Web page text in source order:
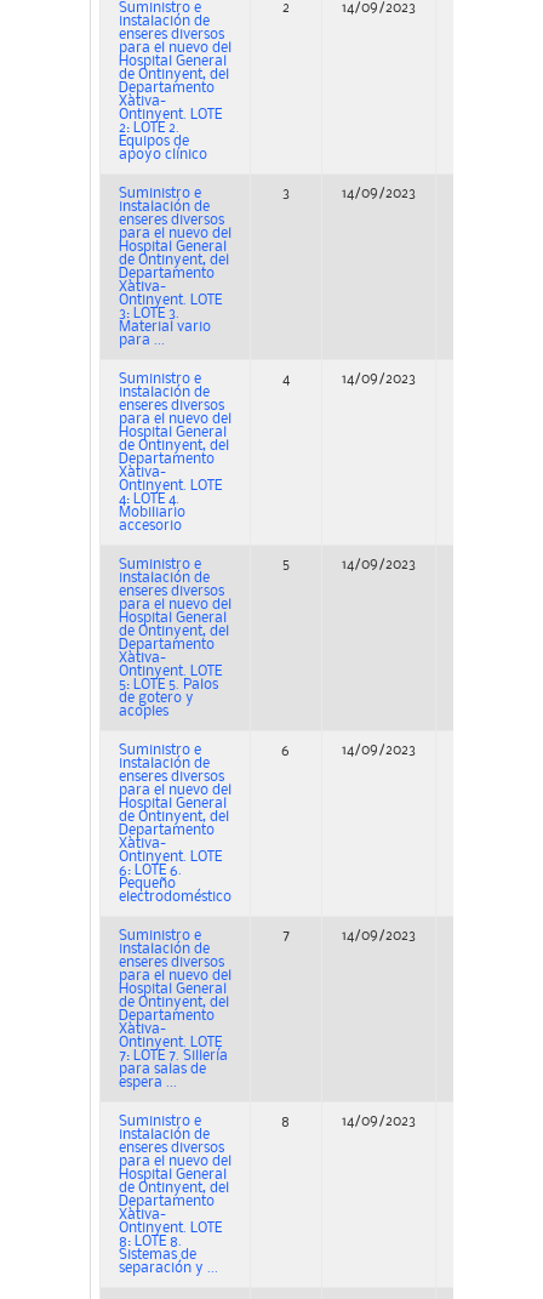
Suministro e
instalación de
enseres diversos
para el nuevo del
Hospital General
de Ontinyent, del
Departamento
Xàtiva-
Ontinyent. LOTE
2: LOTE 2.
Equipos de
apoyo clínico
2 14/09/2023
Suministro e
instalación de
enseres diversos
para el nuevo del
Hospital General
de Ontinyent, del
Departamento
Xàtiva-
Ontinyent. LOTE
3: LOTE 3.
Material vario
para ...
3 14/09/2023
Suministro e
instalación de
enseres diversos
para el nuevo del
Hospital General
de Ontinyent, del
Departamento
Xàtiva-
Ontinyent. LOTE
4: LOTE 4.
Mobiliario
accesorio
4 14/09/2023
Suministro e
instalación de
enseres diversos
para el nuevo del
Hospital General
de Ontinyent, del
Departamento
Xàtiva-
Ontinyent. LOTE
5: LOTE 5. Palos
de gotero y
acoples
5 14/09/2023
Suministro e
instalación de
enseres diversos
para el nuevo del
Hospital General
de Ontinyent, del
Departamento
Xàtiva-
Ontinyent. LOTE
6: LOTE 6.
Pequeño
electrodoméstico
6 14/09/2023
Suministro e
instalación de
enseres diversos
para el nuevo del
Hospital General
de Ontinyent, del
Departamento
Xàtiva-
Ontinyent. LOTE
7: LOTE 7. Sillería
para salas de
espera ...
7 14/09/2023
Suministro e
instalación de
enseres diversos
para el nuevo del
Hospital General
de Ontinyent, del
Departamento
Xàtiva-
Ontinyent. LOTE
8: LOTE 8.
Sistemas de
separación y ...
8 14/09/2023